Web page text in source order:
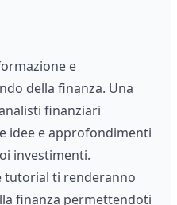
e
della finanza. Una
finanziari
idee e approfondimenti
investimenti.
tutorial ti renderanno
finanza permettendoti